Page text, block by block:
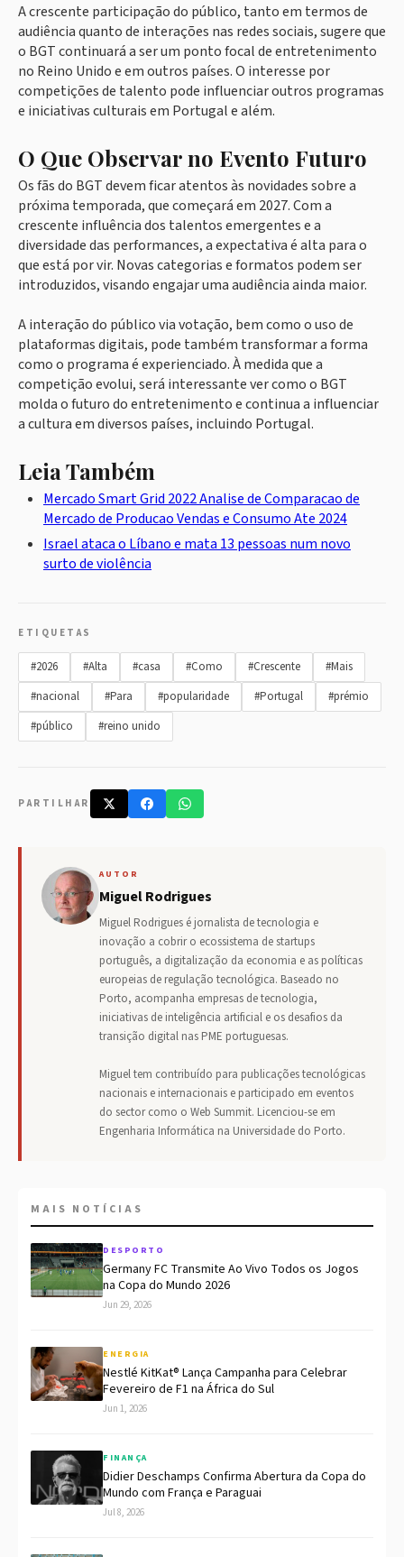
A crescente participação do público, tanto em termos de
audiência quanto de interações nas redes sociais, sugere que
o BGT continuará a ser um ponto focal de entretenimento
no Reino Unido e em outros países. O interesse por
competições de talento pode influenciar outros programas
e iniciativas culturais em Portugal e além.
O Que Observar no Evento Futuro
Os fãs do BGT devem ficar atentos às novidades sobre a
próxima temporada, que começará em 2027. Com a
crescente influência dos talentos emergentes e a
diversidade das performances, a expectativa é alta para o
que está por vir. Novas categorias e formatos podem ser
introduzidos, visando engajar uma audiência ainda maior.
A interação do público via votação, bem como o uso de
plataformas digitais, pode também transformar a forma
como o programa é experienciado. À medida que a
competição evolui, será interessante ver como o BGT
molda o futuro do entretenimento e continua a influenciar
a cultura em diversos países, incluindo Portugal.
Leia Também
Mercado Smart Grid 2022 Analise de Comparacao de
Mercado de Producao Vendas e Consumo Ate 2024
Israel ataca o Líbano e mata 13 pessoas num novo
surto de violência
ETIQUETAS
#2026 #Alta #casa #Como #Crescente
#Mais
#nacional
#Para #popularidade #Portugal
#prémio
#público
#reino unido
PARTILHAR
AUTOR
Miguel Rodrigues
Miguel Rodrigues é jornalista de tecnologia e
inovação a cobrir o ecossistema de startups
português, a digitalização da economia e as políticas
europeias de regulação tecnológica. Baseado no
Porto, acompanha empresas de tecnologia,
iniciativas de inteligência artificial e os desafios da
transição digital nas PME portuguesas.
Miguel tem contribuído para publicações tecnológicas
nacionais e internacionais e participado em eventos
do sector como o Web Summit. Licenciou-se em
Engenharia Informática na Universidade do Porto.
MAIS NOTÍCIAS
DESPORTO
Germany FC Transmite Ao Vivo Todos os Jogos
na Copa do Mundo 2026
Jun 29, 2026
ENERGIA
Nestlé KitKat® Lança Campanha para Celebrar
Fevereiro de F1 na África do Sul
Jun 1, 2026
FINANÇA
Didier Deschamps Confirma Abertura da Copa do
Mundo com França e Paraguai
Jul 8, 2026